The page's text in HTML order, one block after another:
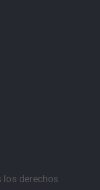
derechos